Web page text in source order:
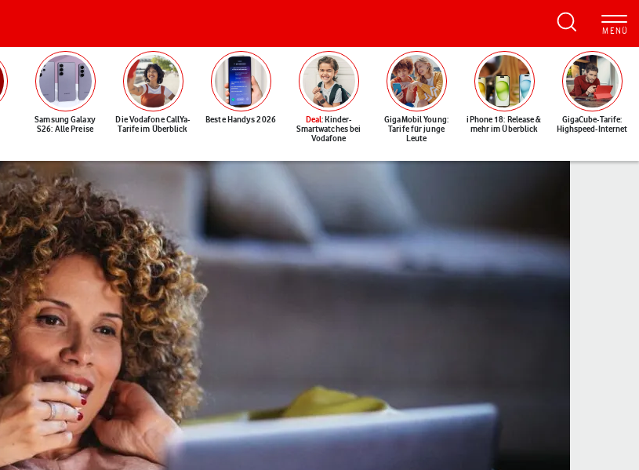
Samsung Galaxy
S26: Alle Preise
Die Vodafone CallYa-
Tarife im Überblick
Beste Handys 2026 Deal: Kinder-
Smartwatches bei
Vodafone
GigaMobil Young:
Tarife für junge
Leute
iPhone 18: Release &
mehr im Überblick
GigaCube-Tarife:
Highspeed-Internet